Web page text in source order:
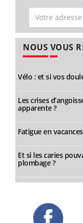
NOUS VOUS
Vélo : et si vos
Les crises
apparente ?
Fatigue en
Et si les caries
plombage ?